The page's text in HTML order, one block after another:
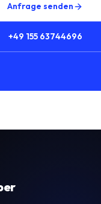
Anfrage senden
+49 155 63744696